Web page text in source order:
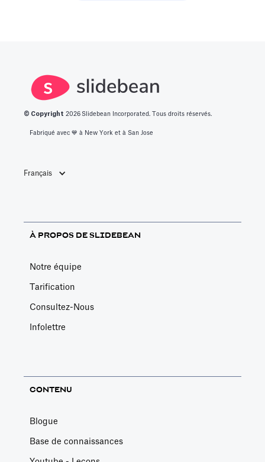
© Copyright 2026 Slidebean Incorporated. Tous droits réservés.
Fabriqué avec 💙️ à New York et à San Jose
Français
À PROPOS DE SLIDEBEAN
Notre équipe
Tarification
Consultez-Nous
Infolettre
CONTENU
Blogue
Base de connaissances